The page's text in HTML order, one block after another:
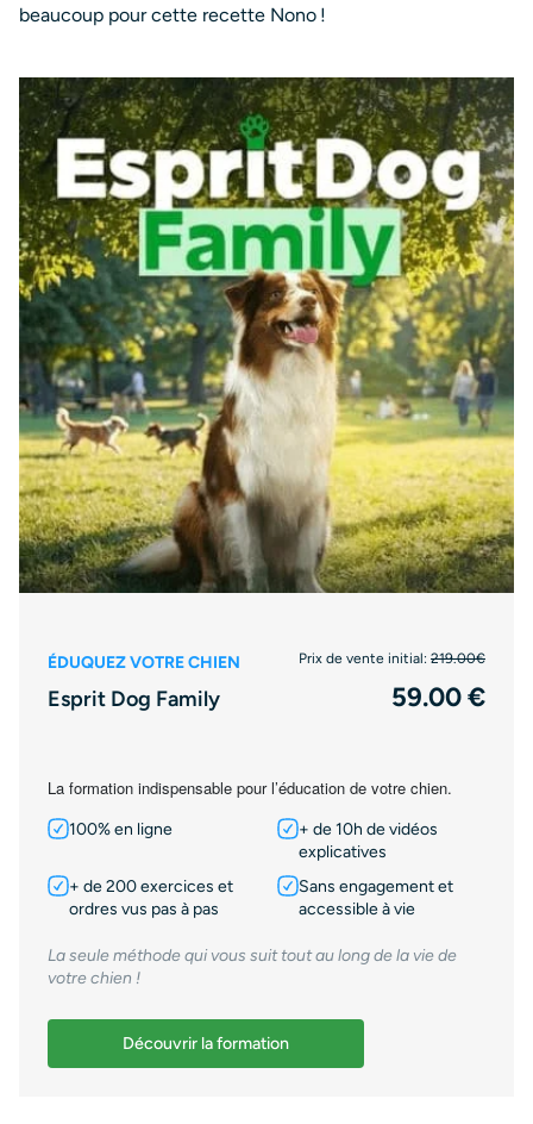
beaucoup pour cette recette Nono !
ÉDUQUEZ VOTRE CHIEN Prix de vente initial: 219.00€
Esprit Dog Family 59.00 €
La formation indispensable pour l’éducation de votre chien.
100% en ligne
+ de 10h de vidéos
explicatives
+ de 200 exercices et
ordres vus pas à pas
Sans engagement et
accessible à vie
La seule méthode qui vous suit tout au long de la vie de
votre chien !
Découvrir la formation